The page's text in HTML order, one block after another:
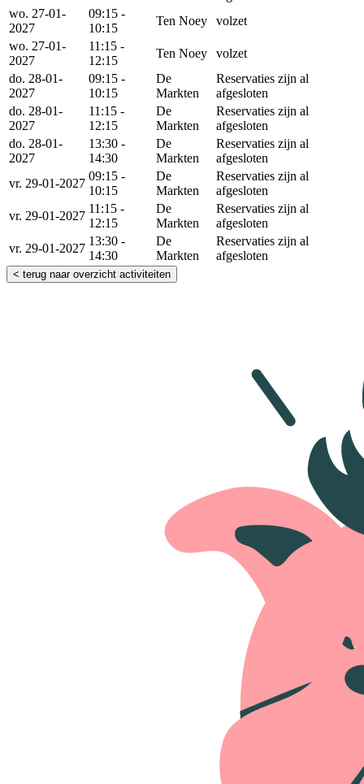
wo. 27-01-
2027
09:15 -
10:15
Ten Noey
volzet
wo. 27-01-
2027
11:15 -
12:15
Ten Noey
volzet
do. 28-01-
2027
09:15 -
10:15
De
Markten
Reservaties zijn al
afgesloten
do. 28-01-
2027
11:15 -
12:15
De
Markten
Reservaties zijn al
afgesloten
do. 28-01-
2027
13:30 -
14:30
De
Markten
Reservaties zijn al
afgesloten
vr. 29-01-2027
09:15 -
10:15
De
Markten
Reservaties zijn al
afgesloten
vr. 29-01-2027
11:15 -
12:15
De
Markten
Reservaties zijn al
afgesloten
vr. 29-01-2027
13:30 -
14:30
De
Markten
Reservaties zijn al
afgesloten
< terug naar overzicht activiteiten